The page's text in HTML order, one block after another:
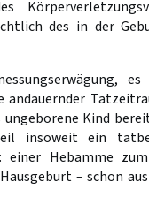
des in der
andauernder
ungeborene Kind
insoweit ein
einer Hebamme
– schon